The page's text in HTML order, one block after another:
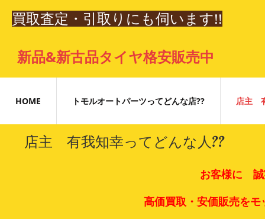
買取査定・引取りにも伺います!!
​新品&新古品タイヤ格安販売中
HOME トモルオートパーツってどんな店?? 店主
店主 有我知幸ってどんな人??
お客様に 誠実対応
高価買取・安価販売をモッ